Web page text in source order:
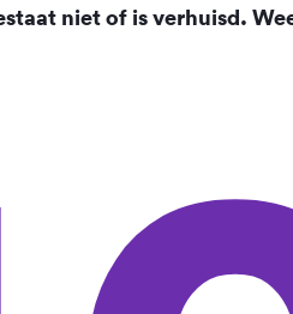
niet of is verhuisd.